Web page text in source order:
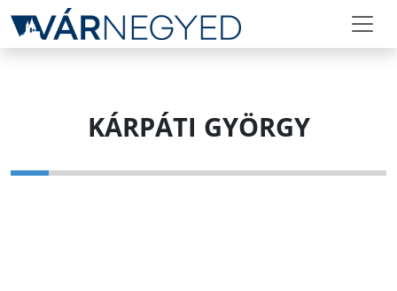
KÁRPÁTI GYÖRGY